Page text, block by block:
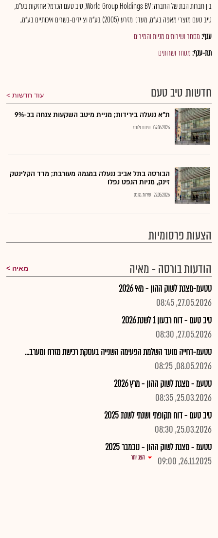
בין חברות הבת של החברה: World Group Holdings BV, טיב טעם הכרמל אחזקות בע"מ,
טיב טעם מוצרי מאפה בע"מ, מעדני מזרע (2005) בע"מ וציידים-בשרים איכותיים בע"מ..
ענף:מסחר ושירותים מניות והמירים
תת-ענף:מסחר ושרותים
חדשות טיב טעם עוד חדשות
ת"א ננעלה בירידות; מניית מיטב השקעות צנחה בכ-9%
04.06.2026 שירות גלובס
הבורסה בתל אביב ננעלה במגמה מעורבת; מדד הקלינטק
זינק, מניות הנפט נפלו
27.05.2026 שירות גלובס
הצעות פרסומיות
הודעות בורסה - מאיה
מאיה
טטעמ-מצגת לשוק ההון - מאי 2026
27.05.2026, 08:45
טיב טעם - דוח רבעון 1 לשנת 2026
27.05.2026, 08:30
טטעמ-דחייה מועד השלמת הפעימה השנייה בעסקת רכישת מזרח ומערב...
08.05.2026, 08:25
טטעמ - מצגת לשוק ההון - מרץ 2026
25.03.2026, 08:35
טיב טעם - דוח תקופתי ושנתי לשנת 2025
25.03.2026, 08:30
טטעמ - מצגת לשוק ההון - נובמבר 2025
26.11.2025, 09:00
הצג יותר